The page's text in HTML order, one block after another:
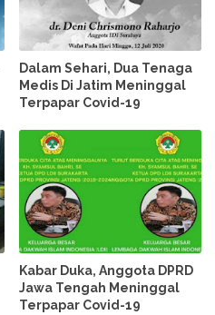
Dalam Sehari, Dua Tenaga
Medis Di Jatim Meninggal
Terpapar Covid-19
Kabar Duka, Anggota DPRD
Jawa Tengah Meninggal
Terpapar Covid-19